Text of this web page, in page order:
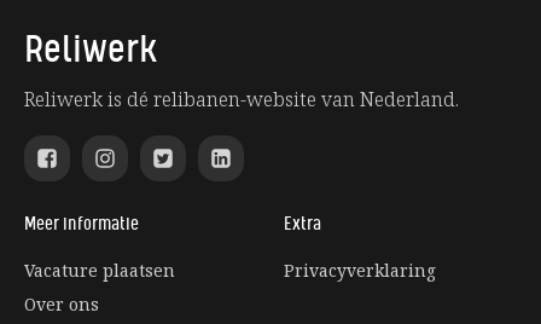
Reliwerk
Reliwerk is dé relibanen-website van Nederland.
Meer informatie
Vacature plaatsen
Over ons
Extra
Privacyverklaring